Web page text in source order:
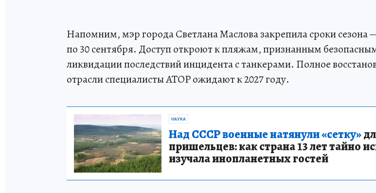
Напомним, мэр города Светлана Маслова закрепила сроки сезона
по 30 сентября. Доступ откроют к пляжам, признанным
ликвидации последствий инцидента с танкерами. Полное
отрасли специалисты АТОР ожидают к 2027 году.
НАУКА
Над СССР военные натянули «сетку»
пришельцев: как страна 13 лет тайно
изучала инопланетных гостей